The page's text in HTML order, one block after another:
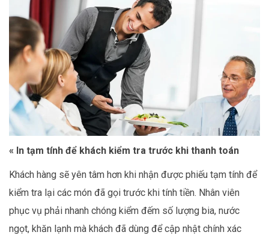
« In tạm tính để khách kiểm tra trước khi thanh toán
Khách hàng sẽ yên tâm hơn khi nhận được phiếu tạm tính để
kiểm tra lại các món đã gọi trước khi tính tiền. Nhân viên
phục vụ phải nhanh chóng kiểm đếm số lượng bia, nước
ngọt, khăn lạnh mà khách đã dùng để cập nhật chính xác